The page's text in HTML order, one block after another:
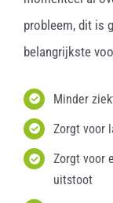
probleem, dit is
belangrijkste
Minder
Zorgt voor
Zorgt voor
uitstoot